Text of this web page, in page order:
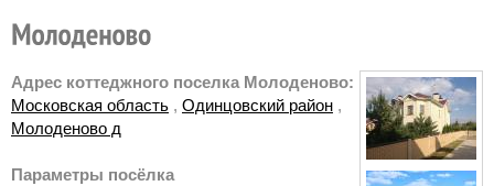
Адрес коттеджного поселка Молоденово:
Московская область , Одинцовский район ,
Молоденово д
Параметры посёлка